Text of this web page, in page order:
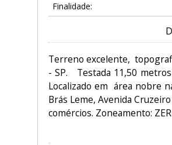
Finalidade:
Terreno excelente,
- SP. Testada 11,50
Localizado em área nobre
Brás Leme, Avenida
comércios. Zoneamento: